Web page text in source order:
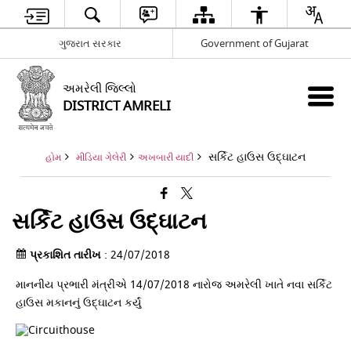
ગુજરાત સરકાર Government of Gujarat
અમરેલી જિલ્લો
DISTRICT AMRELI
હોમ મીડિયા ગેલેરી અખબારી યાદી સર્કિટ હાઉસ ઉદ્ઘાટન
સર્કિટ હાઉસ ઉદ્ઘાટન
પ્રકાશિત તારીખ : 24/07/2018
માનનીય પ્રભારી મંત્રીએ 14/07/2018 નારોજ અમરેલી ખાતે નવા સર્કિટ
હાઉસ મકાનનું ઉદ્ઘાટન કર્યું